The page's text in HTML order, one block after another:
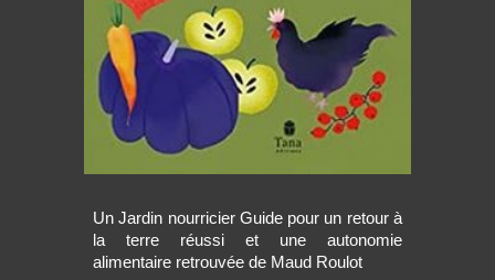
Un Jardin nourricier Guide pour un retour à
la terre réussi et une autonomie
alimentaire retrouvée de Maud Roulot